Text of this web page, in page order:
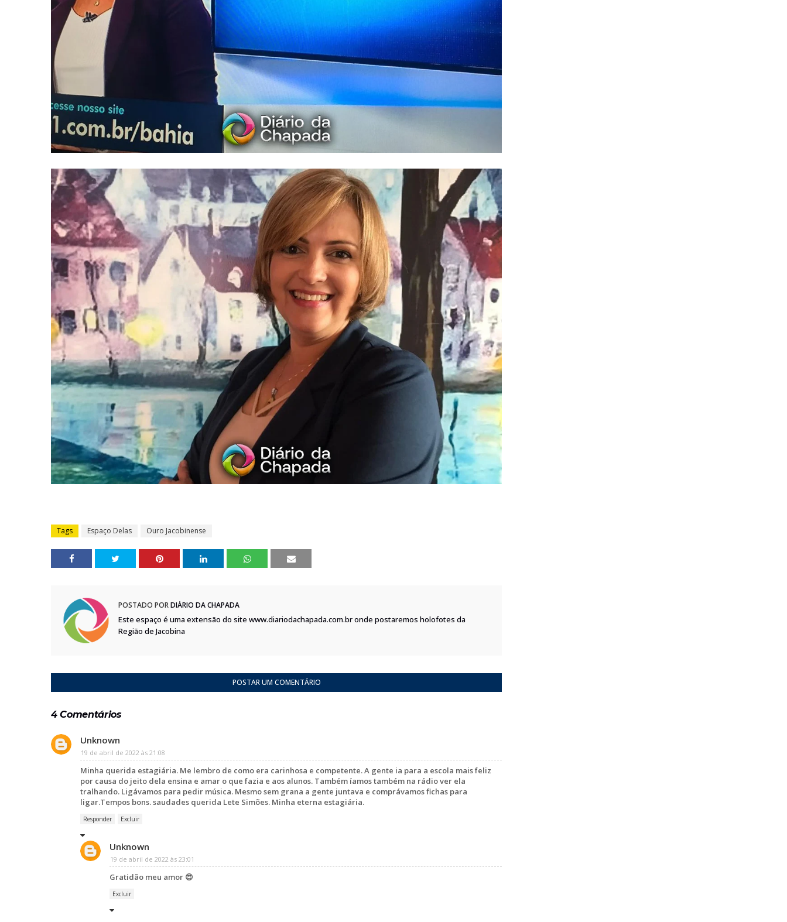
Tags Espaço Delas Ouro Jacobinense
POSTADO PORDIÁRIO DA CHAPADA
Este espaço é uma extensão do site www.diariodachapada.com.br onde postaremos holofotes da
Região de Jacobina
POSTAR UM COMENTÁRIO
4 Comentários
Unknown
19 de abril de 2022 às 21:08
Minha querida estagiária. Me lembro de como era carinhosa e competente. A gente ia para a escola mais feliz
por causa do jeito dela ensina e amar o que fazia e aos alunos. Também íamos também na rádio ver ela
tralhando. Ligávamos para pedir música. Mesmo sem grana a gente juntava e comprávamos fichas para
ligar.Tempos bons. saudades querida Lete Simões. Minha eterna estagiária.
Responder Excluir
Unknown
19 de abril de 2022 às 23:01
Gratidão meu amor 😍
Excluir